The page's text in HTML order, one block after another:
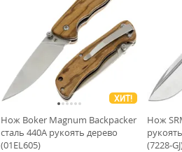
ХИТ!
Нож Boker Magnum Backpacker
сталь 440A рукоять дерево
(01EL605)
Нож
(7228-